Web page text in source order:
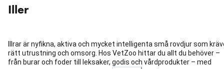
Veterinärfoder
Varumärken
Iller
Illrar är nyfikna, aktiva och mycket intelligenta små rovdjur som
rätt utrustning och omsorg. Hos VetZoo hittar du allt du behöver –
från burar och foder till leksaker, godis och vårdprodukter – med